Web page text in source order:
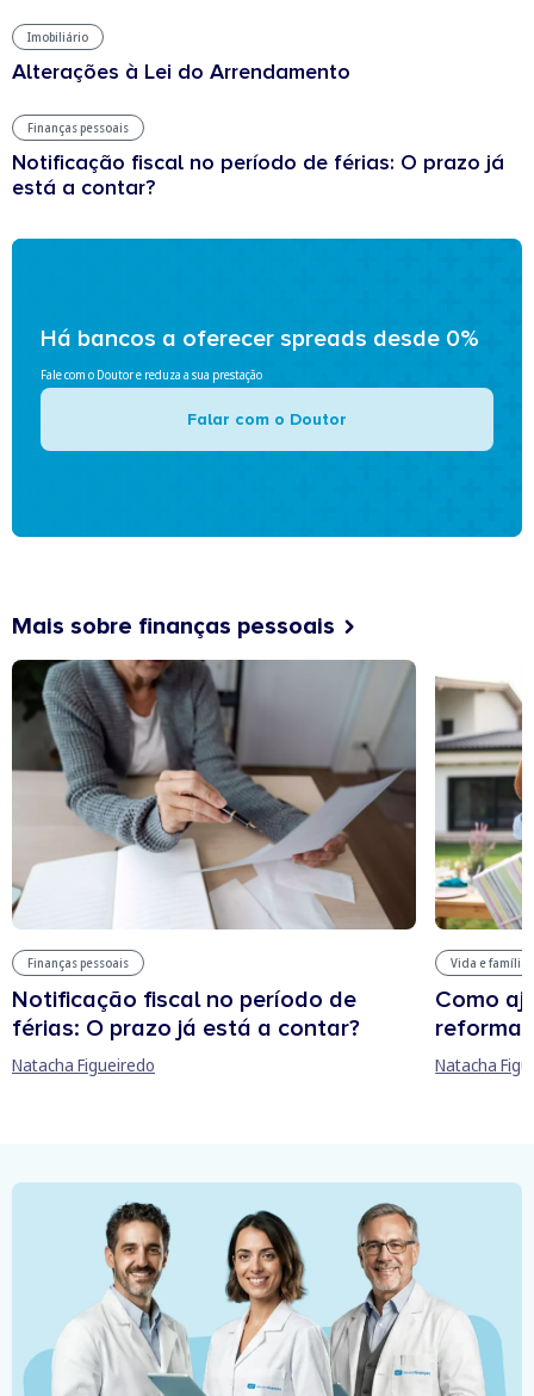
Imobiliário
Alterações à Lei do Arrendamento
Finanças pessoais
Notificação fiscal no período de férias: O prazo já
está a contar?
Há bancos a oferecer spreads desde 0%
Fale com o Doutor e reduza a sua prestação
Falar com o Doutor
Mais sobre finanças pessoais
Finanças pessoais
Notificação fiscal no período de
férias: O prazo já está a contar?
Natacha Figueiredo
Vida e família
Como
reforma
Natacha